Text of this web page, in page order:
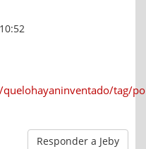
10:52
tag/
Responder a Jeby